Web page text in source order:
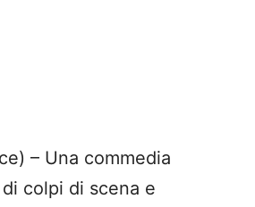
– Una commedia
colpi di scena e